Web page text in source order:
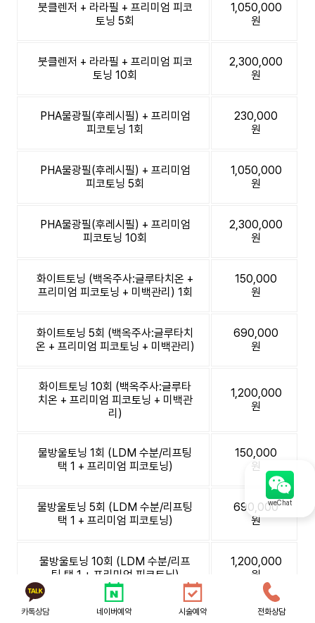
붓클렌저 + 라라필 + 프리미엄 피코
토닝 5회
1,050,000
원
붓클렌저 + 라라필 + 프리미엄 피코
토닝 10회
2,300,000
원
PHA물광필(후레시필) + 프리미엄
피코토닝 1회
230,000
원
PHA물광필(후레시필) + 프리미엄
피코토닝 5회
1,050,000
원
PHA물광필(후레시필) + 프리미엄
피코토닝 10회
2,300,000
원
화이트토닝 (백옥주사:글루타치온 +
프리미엄 피코토닝 + 미백관리) 1회
150,000
원
화이트토닝 5회 (백옥주사:글루타치
온 + 프리미엄 피코토닝 + 미백관리)
690,000
원
화이트토닝 10회 (백옥주사:글루타
치온 + 프리미엄 피코토닝 + 미백관
리)
1,200,000
원
물방울토닝 1회 (LDM 수분/리프팅
택 1 + 프리미엄 피코토닝)
150,000
원
물방울토닝 5회 (LDM 수분/리프팅
택 1 + 프리미엄 피코토닝)
690,000
원
물방울토닝 10회 (LDM 수분/리프
팅 택 1 + 프리미엄 피코토닝)
1,200,000
원
오투덤 산소토닝 1회 (오투덤 산소테
150,000
weChat
카톡상담 네이버예약 시술예약 전화상담